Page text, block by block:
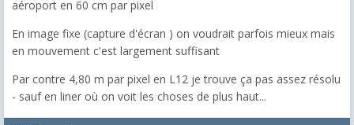
aéroport en 60 cm par pixel
En image fixe (capture d'écran ) on voudrait parfois mieux mais
en mouvement c'est largement suffisant
Par contre 4,80 m par pixel en L12 je trouve ça pas assez résolu
- sauf en liner où on voit les choses de plus haut...